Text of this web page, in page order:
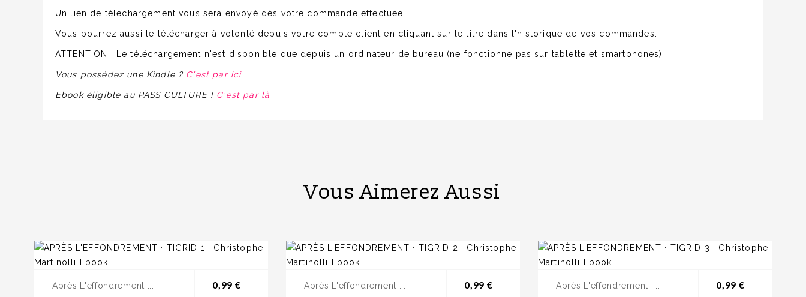
Un lien de téléchargement vous sera envoyé dès votre commande effectuée.
Vous pourrez aussi le télécharger à volonté depuis votre compte client en cliquant sur le titre dans l'historique de vos commandes.
ATTENTION : Le téléchargement n'est disponible que depuis un ordinateur de bureau (ne fonctionne pas sur tablette et smartphones)
Vous possédez une Kindle ? C'est par ici
Ebookéligible au PASS CULTURE ! C'est par là
Vous Aimerez Aussi
Après L'effondrement :... 0,99 €Prix Après L'effondrement :... 0,99 €Prix Après L'effondrement :... 0,99 €Prix